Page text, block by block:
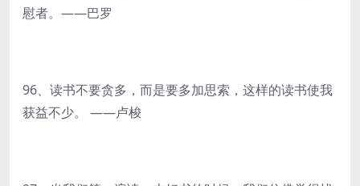
慰者。——巴罗
96、读书不要贪多，而是要多加思索，这样的读书使我
获益不少。 ——卢梭